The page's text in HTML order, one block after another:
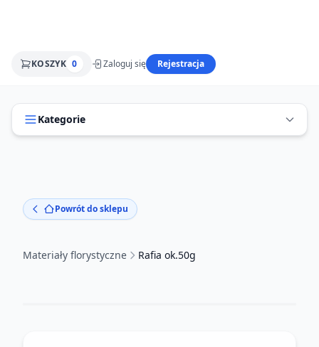
KOSZYK 0 Zaloguj się Rejestracja
Kategorie
Powrót do sklepu
Materiały florystyczne Rafia ok.50g